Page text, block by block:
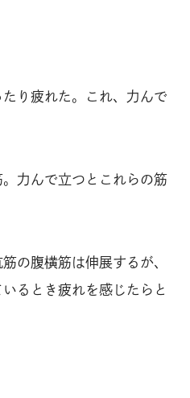
り疲れた。これ、力んで
力んで立つとこれらの筋
の腹横筋は伸展するが、
るとき疲れを感じたらと